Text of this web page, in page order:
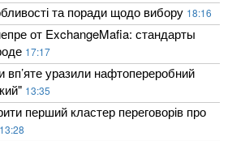
та поради щодо вибору 18:16
от ExchangeMafia: стандарты
17:17
вп’яте уразили нафтопереробний
13:35
перший кластер переговорів про
13:28